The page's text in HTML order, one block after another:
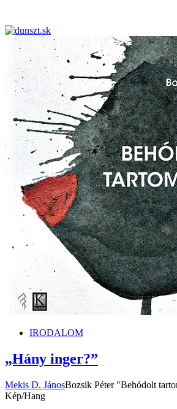
dunszt.sk
kultmag
IRODALOM
„Hány inger?”
Mekis D. JánosBozsik Péter "Behódolt
Kép/Hang